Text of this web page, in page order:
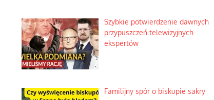
Szybkie potwierdzenie dawnych
przypuszczeń telewizyjnych
ekspertów
Familijny spór o biskupie sakry